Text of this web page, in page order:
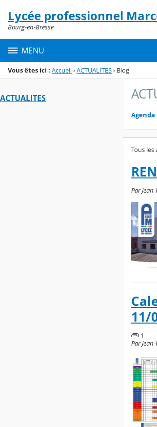
Menu de la rubrique
Contenu
Lycée professionnel
Bourg-en-Bresse
MENU
Vous êtes ici : Accueil›ACTUALITES› Blog
ACTUALITES
Agenda
Tous les
Par
11/
1
Par